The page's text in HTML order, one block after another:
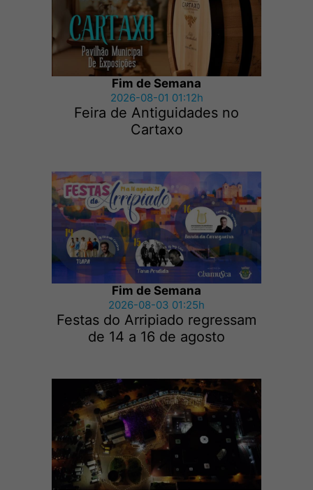
Fim de Semana
2026-08-01 01:12h
Feira de Antiguidades no
Cartaxo
Fim de Semana
2026-08-03 01:25h
Festas do Arripiado regressam
de 14 a 16 de agosto